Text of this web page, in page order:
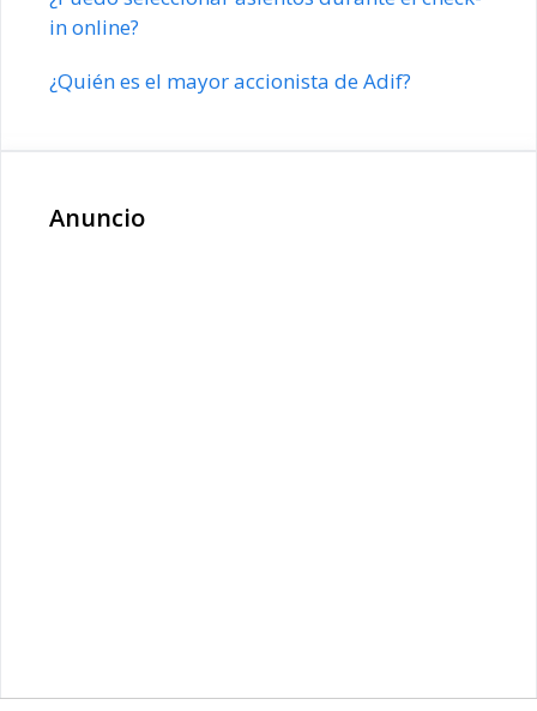
in online?
¿Quién es el mayor accionista de Adif?
Anuncio